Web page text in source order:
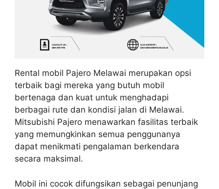
Rental mobil Pajero Melawai merupakan opsi
terbaik bagi mereka yang butuh mobil
bertenaga dan kuat untuk menghadapi
berbagai rute dan kondisi jalan di Melawai.
Mitsubishi Pajero menawarkan fasilitas terbaik
yang memungkinkan semua penggunanya
dapat menikmati pengalaman berkendara
secara maksimal.
Mobil ini cocok difungsikan sebagai penunjang